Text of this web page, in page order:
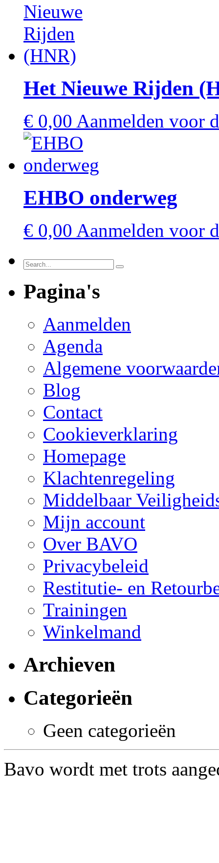
Het Nieuwe Rijden
€ 0,00 Aanmelden voor
EHBO onderweg
€ 0,00 Aanmelden voor
Pagina's
Aanmelden
Agenda
Algemene
Blog
Contact
Cookieverklaring
Homepage
Klachtenregeling
Middelbaar
Mijn account
Over BAVO
Privacybeleid
Restitutie- en
Trainingen
Winkelmand
Archieven
Categorieën
Geen categorieën
Bavo wordt met trots